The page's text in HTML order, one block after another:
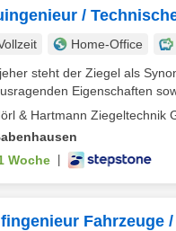
/
Home-Office
steht der Ziegel als
Eigenschaften
& Hartmann Ziegeltechnik
Woche
Fahrzeuge